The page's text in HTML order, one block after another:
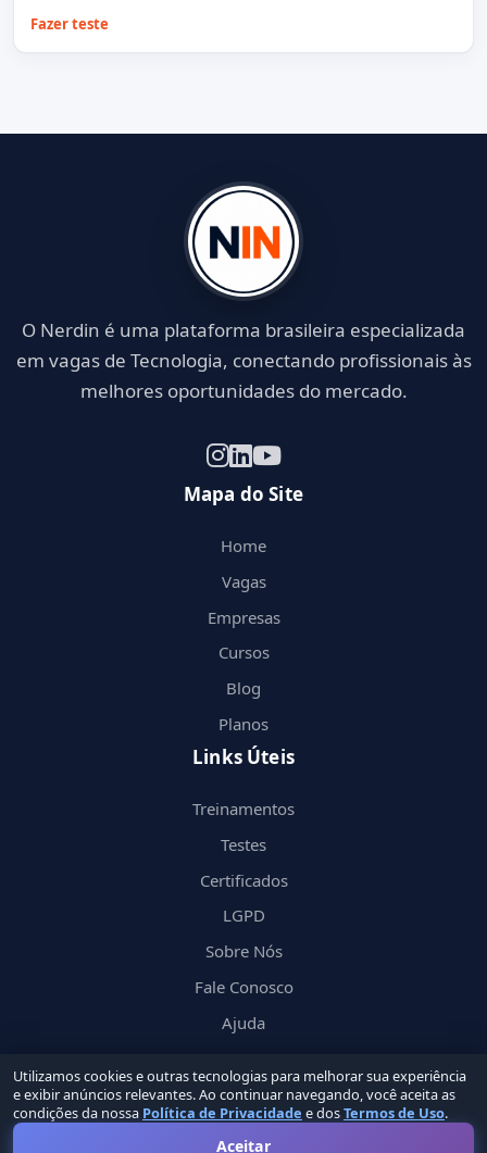
Fazer teste
O Nerdin é uma plataforma brasileira especializada
em vagas de Tecnologia, conectando profissionais às
melhores oportunidades do mercado.
Mapa do Site
Home
Vagas
Empresas
Cursos
Blog
Planos
Links Úteis
Treinamentos
Testes
Certificados
LGPD
Sobre Nós
Fale Conosco
Ajuda
© 2026 Nerdinby Groupin Labs. Todos os direitos reservados.
Utilizamos cookies e outras tecnologias para melhorar sua experiência
e exibir anúncios relevantes. Ao continuar navegando, você aceita as
condições da nossa Política de Privacidade e dosTermos de Uso.
Aceitar